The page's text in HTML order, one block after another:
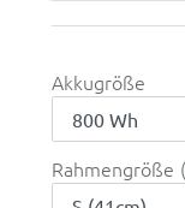
Akkugröße
Rahmengröße